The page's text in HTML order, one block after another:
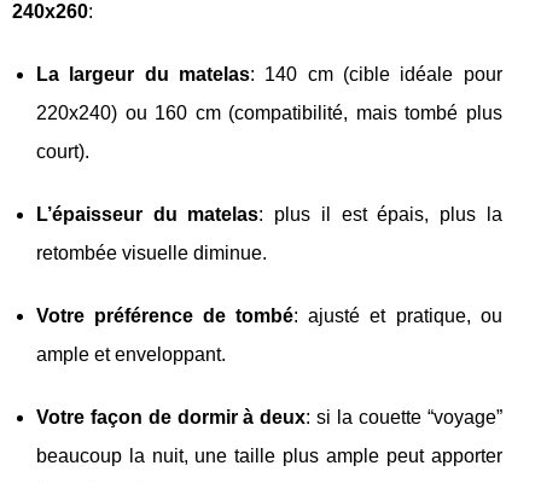
240x260:
La largeur du matelas: 140 cm (cible idéale pour
220x240) ou 160 cm (compatibilité, mais tombé plus
court).
L’épaisseur du matelas: plus il est épais, plus la
retombée visuelle diminue.
Votre préférence de tombé: ajusté et pratique, ou
ample et enveloppant.
Votre façon de dormir à deux: si la couette “voyage”
beaucoup la nuit, une taille plus ample peut apporter